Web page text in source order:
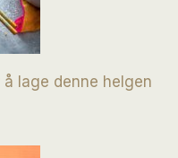
lage denne helgen